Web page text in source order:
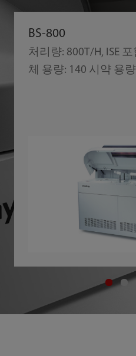
BS-800
처리량: 800T/H, ISE
체 용량: 140 시약 용